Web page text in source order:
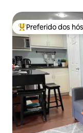
Entre os melhores
Preferido dos